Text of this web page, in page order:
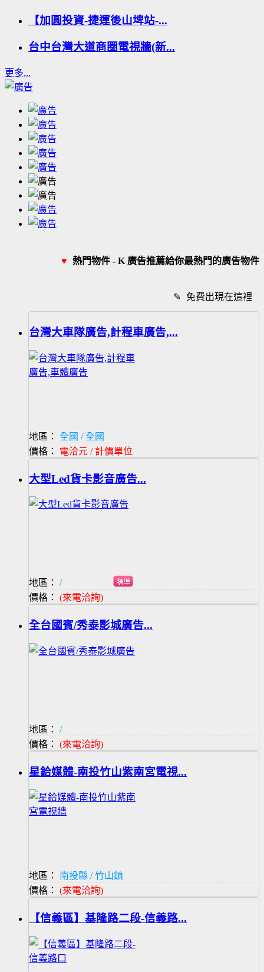
【加圓投資-捷運後山埤站-...
台中台灣大道商圈電視牆(新...
更多...
♥ 熱門物件 - K 廣告推薦給你最熱門的廣告物件
✎ 免費出現在這裡
台灣大車隊廣告,計程車廣告,...
地區：
全國 / 全國
價格： 電洽元 / 計價單位
大型Led貨卡影音廣告...
地區：
/
價格： (來電洽詢)
全台國賓/秀泰影城廣告...
地區：
/
價格： (來電洽詢)
星鉿媒體-南投竹山紫南宮電視...
地區：
南投縣 / 竹山鎮
價格： (來電洽詢)
【信義區】基隆路二段-信義路...